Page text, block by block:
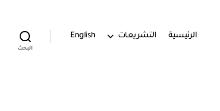
الرئيسية التشريعات English
البحث